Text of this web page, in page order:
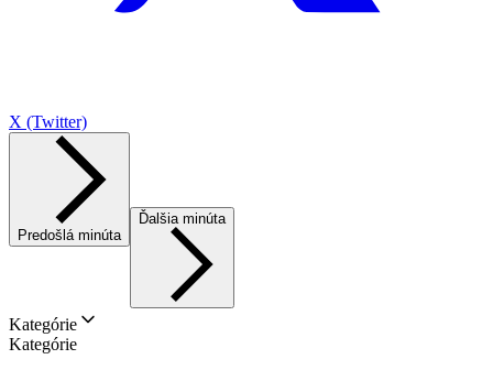
X (Twitter)
Predošlá minúta
Ďalšia minúta
Kategórie
Kategórie